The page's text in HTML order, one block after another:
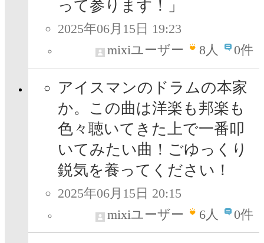
って参ります！」
2025年06月15日 19:23
mixiユーザー
8人 0件
アイスマンのドラムの本家
か。この曲は洋楽も邦楽も
色々聴いてきた上で一番叩
いてみたい曲！ごゆっくり
鋭気を養ってください！
2025年06月15日 20:15
mixiユーザー
6人 0件